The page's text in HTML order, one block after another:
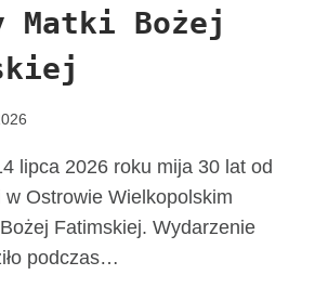
C
Z
A
L
S
K
Bożej
lipca 2026 roku mija 30 lat od
w Ostrowie Wielkopolskim
Fatimskiej. Wydarzenie
podczas…